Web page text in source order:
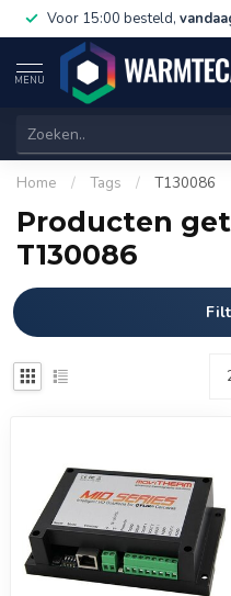
Voor 15:00 besteld,
MENU
Home / Tags / T130086
Producten
T130086